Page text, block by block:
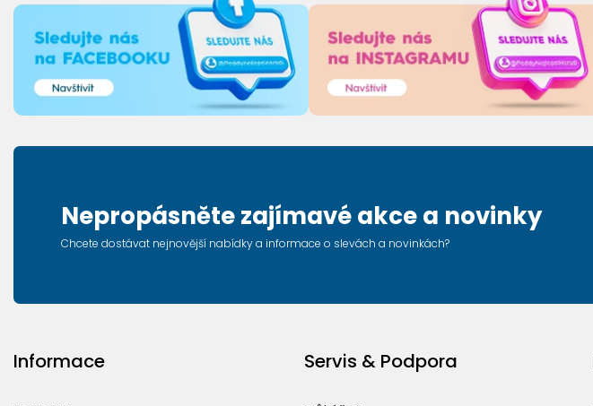
Nepropásněte zajímavé akce a novinky
Chcete dostávat nejnovější nabídky a informace o slevách a novinkách?
Informace Servis & Podpora